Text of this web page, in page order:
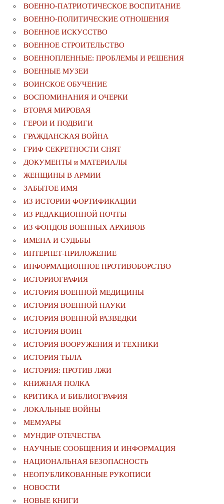
ВОЕННО-ПАТРИОТИЧЕСКОЕ ВОСПИТАНИЕ
ВОЕННО-ПОЛИТИЧЕСКИE ОТНОШЕНИЯ
ВОЕННОЕ ИСКУССТВО
ВОЕННОЕ СТРОИТЕЛЬСТВО
ВОЕННОПЛЕННЫЕ: ПРОБЛЕМЫ И РЕШЕНИЯ
ВОЕННЫЕ МУЗЕИ
ВОИНСКОЕ ОБУЧЕНИЕ
ВОСПОМИНАНИЯ И ОЧЕРКИ
ВТОРАЯ МИРОВАЯ
ГЕРОИ И ПОДВИГИ
ГРАЖДАНСКАЯ ВОЙНА
ГРИФ СЕКРЕТНОСТИ СНЯТ
ДОКУМЕНТЫ и МАТЕРИАЛЫ
ЖЕНЩИНЫ В АРМИИ
ЗАБЫТОЕ ИМЯ
ИЗ ИСТОРИИ ФОРТИФИКАЦИИ
ИЗ РЕДАКЦИОННОЙ ПОЧТЫ
ИЗ ФОНДОВ ВОЕННЫХ АРХИВОВ
ИМЕНА И СУДЬБЫ
ИНТЕРНЕТ-ПРИЛОЖЕНИЕ
ИНФОРМАЦИОННОЕ ПРОТИВОБОРСТВО
ИСТОРИОГРАФИЯ
ИСТОРИЯ ВОЕННОЙ МЕДИЦИНЫ
ИСТОРИЯ ВОЕННОЙ НАУКИ
ИСТОРИЯ ВОЕННОЙ РАЗВЕДКИ
ИСТОРИЯ ВОИН
ИСТОРИЯ ВООРУЖЕНИЯ И ТЕХНИКИ
ИСТОРИЯ ТЫЛА
ИСТОРИЯ: ПРОТИВ ЛЖИ
КНИЖНАЯ ПОЛКА
КРИТИКА И БИБЛИОГРАФИЯ
ЛОКАЛЬНЫЕ ВОЙНЫ
МЕМУАРЫ
МУНДИР ОТЕЧЕСТВА
НАУЧНЫЕ СООБЩЕНИЯ И ИНФОРМАЦИЯ
НАЦИОНАЛЬНАЯ БЕЗОПАСНОСТЬ
НЕОПУБЛИКОВАННЫЕ РУКОПИСИ
НОВОСТИ
НОВЫЕ КНИГИ